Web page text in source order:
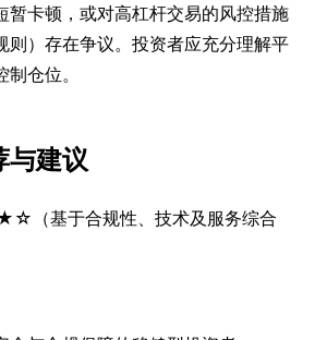
暂卡顿，或对高杠杆交易的风控措施
则）存在争议。投资者应充分理解平
仓位。
与建议
基于合规性、技术及服务综合